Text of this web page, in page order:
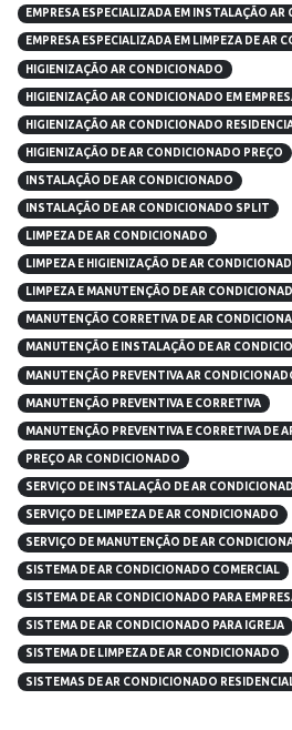
EMPRESA ESPECIALIZADA EM INSTALAÇÃO
EMPRESA ESPECIALIZADA EM LIMPEZA DE AR
HIGIENIZAÇÃO AR CONDICIONADO
HIGIENIZAÇÃO AR CONDICIONADO EM
HIGIENIZAÇÃO AR CONDICIONADO
HIGIENIZAÇÃO DE AR CONDICIONADO PREÇO
INSTALAÇÃO DE AR CONDICIONADO
INSTALAÇÃO DE AR CONDICIONADO SPLIT
LIMPEZA DE AR CONDICIONADO
LIMPEZA E HIGIENIZAÇÃO DE AR
LIMPEZA E MANUTENÇÃO DE AR
MANUTENÇÃO CORRETIVA DE AR
MANUTENÇÃO E INSTALAÇÃO DE AR
MANUTENÇÃO PREVENTIVA AR
MANUTENÇÃO PREVENTIVA E CORRETIVA
MANUTENÇÃO PREVENTIVA E CORRETIVA DE
PREÇO AR CONDICIONADO
SERVIÇO DE INSTALAÇÃO DE AR
SERVIÇO DE LIMPEZA DE AR CONDICIONADO
SERVIÇO DE MANUTENÇÃO DE AR
SISTEMA DE AR CONDICIONADO COMERCIAL
SISTEMA DE AR CONDICIONADO PARA
SISTEMA DE AR CONDICIONADO PARA IGREJA
SISTEMA DE LIMPEZA DE AR CONDICIONADO
SISTEMAS DE AR CONDICIONADO